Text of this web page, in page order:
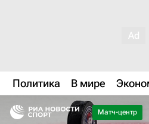
Политика В мире
Матч-центр